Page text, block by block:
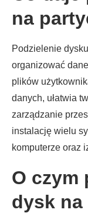
na
Podzielenie
organizować
plików
danych, ułatwia
zarządzanie
instalację wielu
komputerze oraz
O czym
dysk